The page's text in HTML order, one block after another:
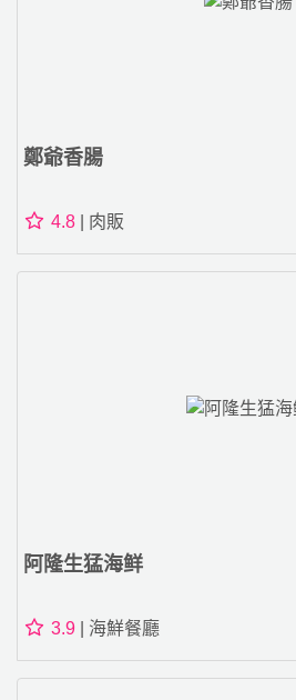
鄭爺香腸
4.8 | 肉販
阿隆生猛海鲜
3.9 | 海鮮餐廳